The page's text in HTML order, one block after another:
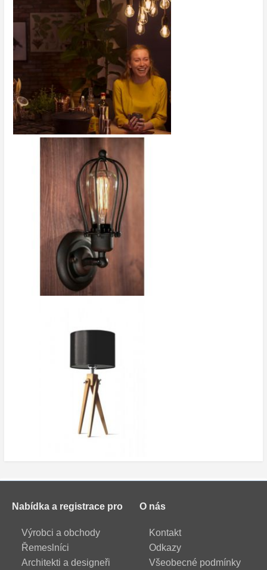
Nabídka a registrace pro
Výrobci a obchody
Řemeslníci
Architekti a designeři
O nás
Kontakt
Odkazy
Všeobecné podmínky